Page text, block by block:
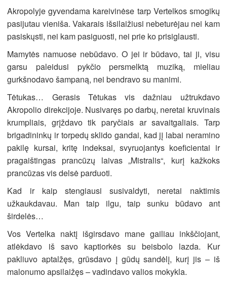
Akropolyje gyvendama kareivinėse tarp Vertelkos smogikų
pasijutau vieniša. Vakarais išsilaižiusi nebeturėjau nei kam
pasiskųsti, nei kam pasiguosti, nei prie ko prisiglausti.
Mamytės namuose nebūdavo. O jei ir būdavo, tai ji, visu
garsu paleidusi pykčio persmelktą muziką, mieliau
gurkšnodavo šampaną, nei bendravo su manimi.
Tėtukas… Gerasis Tėtukas vis dažniau užtrukdavo
Akropolio direkcijoje. Nusivaręs po darbų, neretai kruvinais
krumpliais, grįždavo tik paryčiais ar savaitgaliais. Tarp
brigadininkų ir torpedų sklido gandai, kad jį labai neramino
pakilę kursai, kritę indeksai, svyruojantys koeficientai ir
pragaištingas prancūzų laivas „Mistralis“, kurį kažkoks
prancūzas vis delsė parduoti.
Kad ir kaip stengiausi susivaldyti, neretai naktimis
užkaukdavau. Man taip ilgu, taip sunku būdavo ant
širdelės…
Vos Vertelka naktį išgirsdavo mane gailiau inkščiojant,
atlėkdavo iš savo kaptiorkės su beisbolo lazda. Kur
pakliuvo aptalžęs, grūsdavo į gūdų sandėlį, kurį jis – iš
malonumo apsilaižęs – vadindavo valios mokykla.